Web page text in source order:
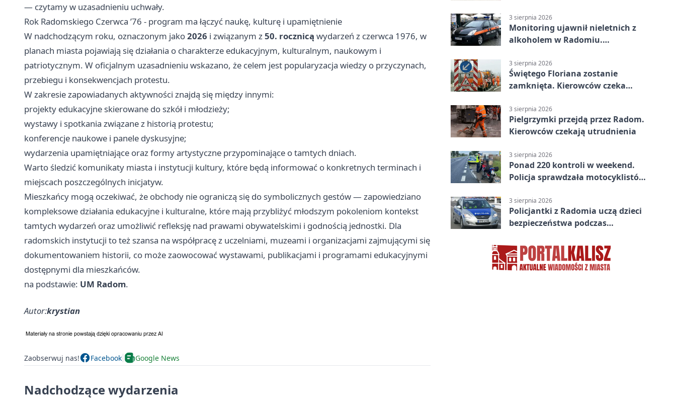
— czytamy w uzasadnieniu uchwały.
Rok Radomskiego Czerwca ’76 - program ma łączyć naukę, kulturę i upamiętnienie
W nadchodzącym roku, oznaczonym jako2026 i związanym z50. rocznicą wydarzeń z czerwca 1976, w
planach miasta pojawiają się działania o charakterze edukacyjnym, kulturalnym, naukowym i
patriotycznym. W oficjalnym uzasadnieniu wskazano, że celem jest popularyzacja wiedzy o przyczynach,
przebiegu i konsekwencjach protestu.
W zakresie zapowiadanych aktywności znajdą się między innymi:
projekty edukacyjne skierowane do szkół i młodzieży;
wystawy i spotkania związane z historią protestu;
konferencje naukowe i panele dyskusyjne;
wydarzenia upamiętniające oraz formy artystyczne przypominające o tamtych dniach.
Warto śledzić komunikaty miasta i instytucji kultury, które będą informować o konkretnych terminach i
miejscach poszczególnych inicjatyw.
Mieszkańcy mogą oczekiwać, że obchody nie ograniczą się do symbolicznych gestów — zapowiedziano
kompleksowe działania edukacyjne i kulturalne, które mają przybliżyć młodszym pokoleniom kontekst
tamtych wydarzeń oraz umożliwić refleksję nad prawami obywatelskimi i godnością jednostki. Dla
radomskich instytucji to też szansa na współpracę z uczelniami, muzeami i organizacjami zajmującymi się
dokumentowaniem historii, co może zaowocować wystawami, publikacjami i programami edukacyjnymi
dostępnymi dla mieszkańców.
na podstawie: UM Radom.
Autor:krystian
Zaobserwuj nas! Facebook Google News
Nadchodzące wydarzenia
3 sierpnia 2026
Monitoring ujawnił nieletnich z
alkoholem w Radomiu.
3 sierpnia 2026
Świętego Floriana zostanie
zamknięta. Kierowców czeka
3 sierpnia 2026
Pielgrzymki przejdą przez Radom.
Kierowców czekają utrudnienia
3 sierpnia 2026
Ponad 220 kontroli w weekend.
Policja sprawdzała motocyklistów
3 sierpnia 2026
Policjantki z Radomia uczą dzieci
bezpieczeństwa podczas